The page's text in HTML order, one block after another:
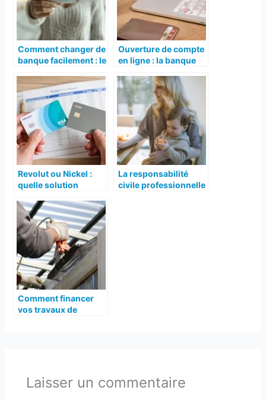
Comment changer de
banque facilement : le
Ouverture de compte
en ligne : la banque
les choses !
Revolut ou Nickel :
quelle solution
budget serré ?
La responsabilité
civile professionnelle
Comment financer
vos travaux de
Laisser un commentaire